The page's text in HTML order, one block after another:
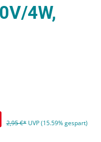
4W,
2,95 €* UVP (15.59% gespart)